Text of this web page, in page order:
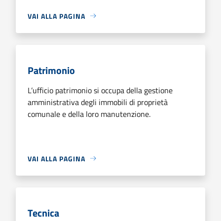
VAI ALLA PAGINA
Patrimonio
L’ufficio patrimonio si occupa della gestione
amministrativa degli immobili di proprietà
comunale e della loro manutenzione.
VAI ALLA PAGINA
Tecnica